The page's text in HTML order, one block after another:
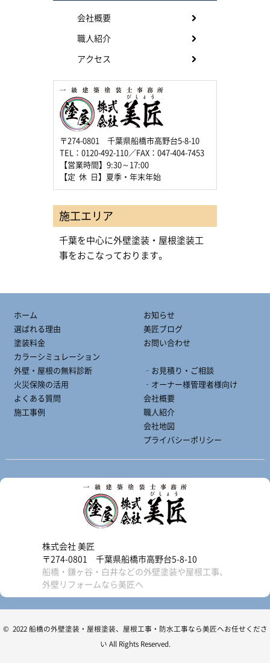
会社概要
職人紹介
アクセス
〒274-0801 千葉県船橋市高野台5-8-10
TEL：0120-492-110／FAX：047-404-7453
【営業時間】9:30～17:00
【定 休 日】夏季・年末年始
施工エリア
千葉を中心に外壁塗装・屋根塗装工
事をおこなっております。
ホーム
選ばれる理由
塗装料金
カラーシミュレーション
外壁・屋根の無料診断
火災保険の活用
よくある質問
施工事例
お知らせ
美匠ブログ
お問い合わせ
‐お見積り・ご相談
‐オーナー様管理者様向け
会社概要
職人紹介
会社地図
プライバシーポリシー
株式会社 美匠
〒274-0801 千葉県船橋市高野台5-8-10
船橋・鎌ヶ谷・白井などの外壁塗装や屋根工事、
外壁リフォームなら美匠へ
© 2022 船橋の外壁塗装・屋根塗装、屋根工事・防水工事なら美匠へお任せくださ
い All Rights Reserved.